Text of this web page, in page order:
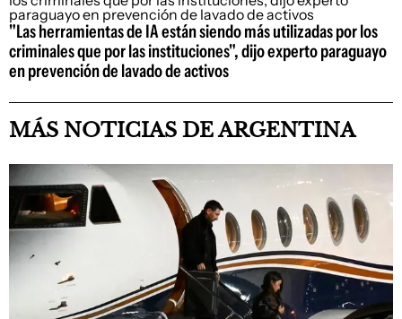
"Las herramientas de IA están siendo más utilizadas por los
criminales que por las instituciones", dijo experto paraguayo
en prevención de lavado de activos
MÁS NOTICIAS DE ARGENTINA